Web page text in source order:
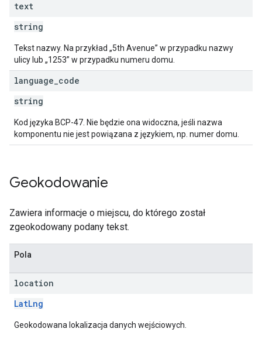
text
string
Tekst nazwy. Na przykład „5th Avenue” w przypadku nazwy
ulicy lub „1253” w przypadku numeru domu.
language code
string
Kod języka BCP-47. Nie będzie ona widoczna, jeśli nazwa
komponentu nie jest powiązana z językiem, np. numer domu.
Geokodowanie
Zawiera informacje o miejscu, do którego został
zgeokodowany podany tekst.
Pola
location
LatLng
Geokodowana lokalizacja danych wejściowych.